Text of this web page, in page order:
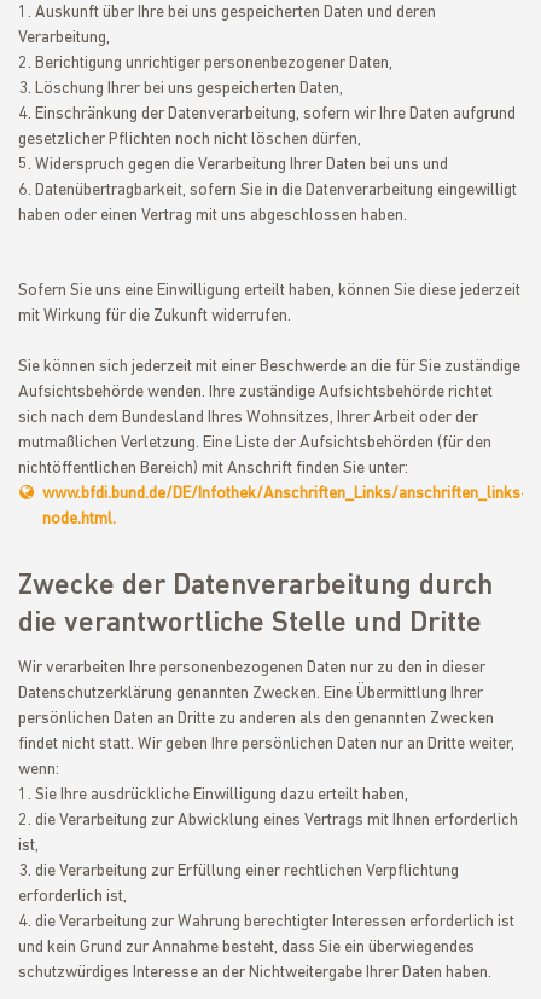
Auskunft über Ihre bei uns gespeicherten Daten und deren
Verarbeitung,
Berichtigung unrichtiger personenbezogener Daten,
Löschung Ihrer bei uns gespeicherten Daten,
Einschränkung der Datenverarbeitung, sofern wir Ihre Daten aufgrund
gesetzlicher Pflichten noch nicht löschen dürfen,
Widerspruch gegen die Verarbeitung Ihrer Daten bei uns und
Datenübertragbarkeit, sofern Sie in die Datenverarbeitung eingewilligt
haben oder einen Vertrag mit uns abgeschlossen haben.
Sofern Sie uns eine Einwilligung erteilt haben, können Sie diese jederzeit
mit Wirkung für die Zukunft widerrufen.
Sie können sich jederzeit mit einer Beschwerde an die für Sie zuständige
Aufsichtsbehörde wenden. Ihre zuständige Aufsichtsbehörde richtet
sich nach dem Bundesland Ihres Wohnsitzes, Ihrer Arbeit oder der
mutmaßlichen Verletzung. Eine Liste der Aufsichtsbehörden (für den
nichtöffentlichen Bereich) mit Anschrift finden Sie unter:
www.bfdi.bund.de/DE/Infothek/Anschriften_Links/anschriften_links-
node.html.
Zwecke der Datenverarbeitung durch
die verantwortliche Stelle und Dritte
Wir verarbeiten Ihre personenbezogenen Daten nur zu den in dieser
Datenschutzerklärung genannten Zwecken. Eine Übermittlung Ihrer
persönlichen Daten an Dritte zu anderen als den genannten Zwecken
findet nicht statt. Wir geben Ihre persönlichen Daten nur an Dritte weiter,
wenn:
Sie Ihre ausdrückliche Einwilligung dazu erteilt haben,
die Verarbeitung zur Abwicklung eines Vertrags mit Ihnen erforderlich
ist,
die Verarbeitung zur Erfüllung einer rechtlichen Verpflichtung
erforderlich ist,
die Verarbeitung zur Wahrung berechtigter Interessen erforderlich ist
und kein Grund zur Annahme besteht, dass Sie ein überwiegendes
schutzwürdiges Interesse an der Nichtweitergabe Ihrer Daten haben.